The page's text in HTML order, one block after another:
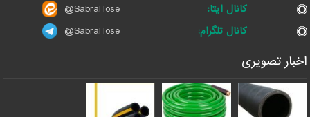
کانال ایتا:
@SabraHose
کانال تلگرام:
@SabraHose
اخبار تصویری